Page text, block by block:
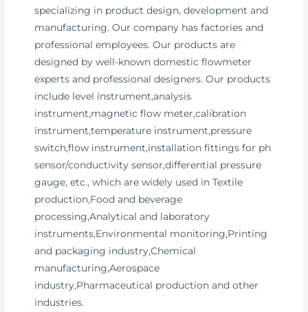
specializing in product design, development and
manufacturing. Our company has factories and
professional employees. Our products are
designed by well-known domestic flowmeter
experts and professional designers. Our products
include level instrument,analysis
instrument,magnetic flow meter,calibration
instrument,temperature instrument,pressure
switch,flow instrument,installation fittings for ph
sensor/conductivity sensor,differential pressure
gauge, etc., which are widely used in Textile
production,Food and beverage
processing,Analytical and laboratory
instruments,Environmental monitoring,Printing
and packaging industry,Chemical
manufacturing,Aerospace
industry,Pharmaceutical production and other
industries.